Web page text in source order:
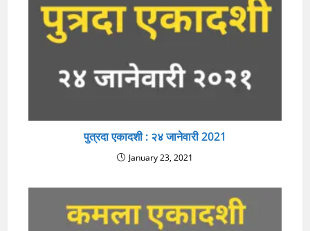
पुत्रदा एकादशी : २४ जानेवारी 2021
January 23, 2021